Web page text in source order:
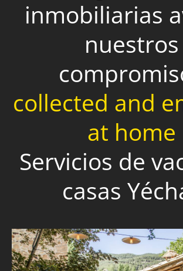
inmobiliarias
nuestros
collected and
at home
Servicios de
casas